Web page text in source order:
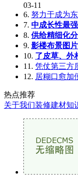
03-11
6. 努力于成为
7. 中成长性最
8. 供给精细化
9. 影楼布景图
10. 了皮草、外
11. 凭仗第三方
12. 居糊口愈加
热点推荐
关于我们装修建材知